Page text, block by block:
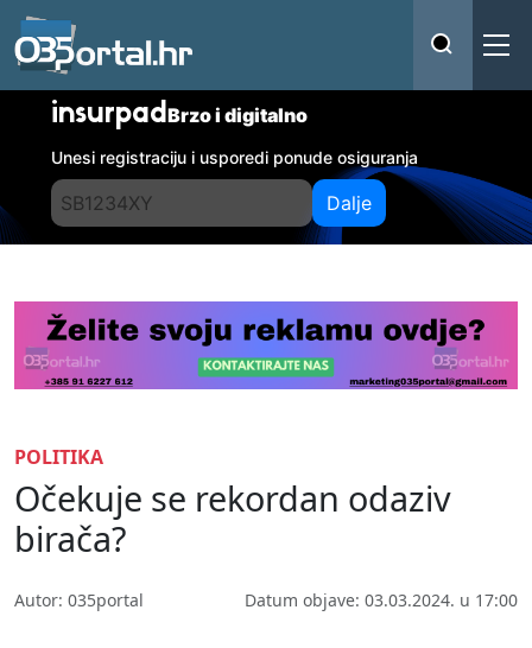
insurpadBrzo i digitalno
Unesi registraciju i usporedi ponude osiguranja
Dalje
POLITIKA
Očekuje se rekordan odaziv
birača?
Autor: 035portal Datum objave: 03.03.2024. u 17:00